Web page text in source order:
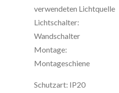
verwendeten Lichtquelle
Lichtschalter:
Wandschalter
Montage:
Montageschiene
Schutzart: IP20